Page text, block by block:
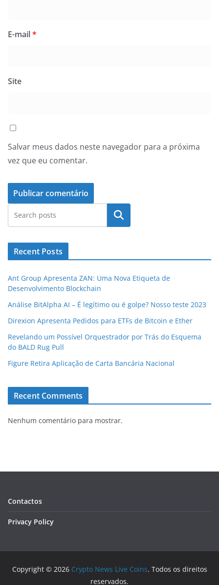
E-mail*
Site
Salvar meus dados neste navegador para a próxima
vez que eu comentar.
Pesquisar
Recent Posts
Ant Group Apresenta ZAN: Uma Nova Etiqueta de
Desenvolvimento Blockchain
Análise BitAlpha AI – É legítimo ou é golpe? Nosso teste 2023
Direxion Apresenta Pedidos para ETFs de Bitcoin e Ether
Revelando um Possível Orquestrador por Trás do Esquema
do BALD Rug Pull
Figure Retira Aplicação de Carta Bancária Nacional
Recent Comments
Nenhum comentário para mostrar.
Contactos
Privacy Policy
Copyright © 2026 Crypto News Live Coins. Todos os direitos
reservados.